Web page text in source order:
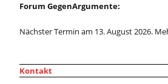
Forum GegenArgumente:
Nächster Termin am 13. August 2026.
Kontakt